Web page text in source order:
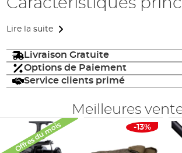
Caractéristiques
Lire la suite
Livraison Gratuite
Options de Paiement
Service clients primé
Meilleures
Offres du mois -13%